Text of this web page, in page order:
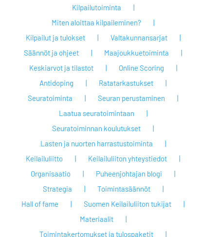
Kilpailutoiminta
Miten aloittaa kilpaileminen?
Kilpailut ja tulokset
Valtakunnansarjat
Säännöt ja ohjeet
Maajoukkuetoiminta
Keskiarvot ja tilastot
Online Scoring
Antidoping
Ratatarkastukset
Seuratoiminta
Seuran perustaminen
Laatua seuratoimintaan
Seuratoiminnan koulutukset
Lasten ja nuorten harrastustoiminta
Keilailuliitto
Keilailuliiton yhteystiedot
Organisaatio
Puheenjohtajan blogi
Strategia
Toimintasäännöt
Hall of fame
Suomen Keilailuliiton tukijat
Materiaalit
Toimintakertomukset ja tulospaketit